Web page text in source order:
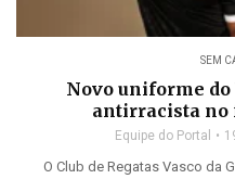
SEM
Novo uniforme
antirracista
Equipe do Portal
O Club de Regatas Vasco da